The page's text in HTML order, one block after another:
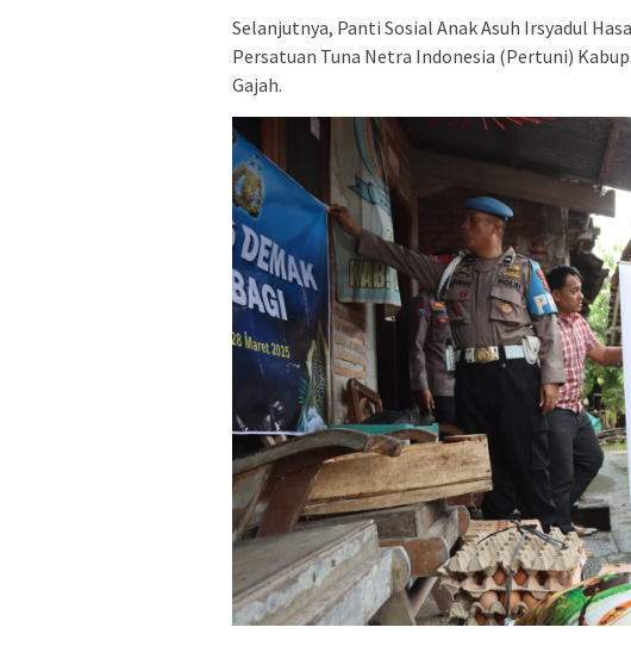
Selanjutnya, Panti Sosial Anak Asuh Irsyadul
Persatuan Tuna Netra Indonesia (Pertuni)
Gajah.